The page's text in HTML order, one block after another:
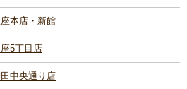
本店・新館
5丁目店
中央通り店